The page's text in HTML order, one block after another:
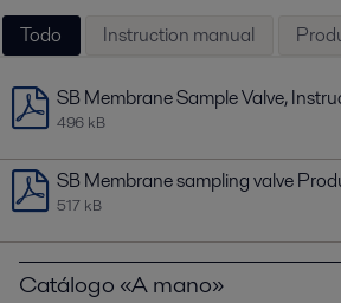
Todo Instruction manual
SB Membrane Sample Valve,
496 kB
SB Membrane sampling valve
517 kB
Catálogo «A mano»